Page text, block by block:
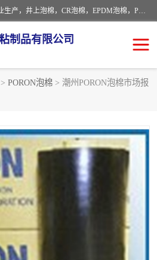
深圳市利源胶粘制品有限公司专业生产，井上泡棉，CR泡棉，EPDM泡棉，PORON泡棉厚度剖切，公差正负0.1mm，硅胶条，脚垫，异形一次成型，雕刻EVA海绵；包装材料:精密仪器、医疗器具、运输时缓冲、防震材料。建筑:住房装潢材料、房屋门窗密封；轻便、强韧性：轻便并且具有较强的韧性，良好的耐油性与耐溶剂性。隔热性：导热性低具有优越的保温性，具有的回弹性。
制品有限公司
> PORON泡棉 > 潮州PORON泡棉市场报
防火海绵
硅胶脚垫